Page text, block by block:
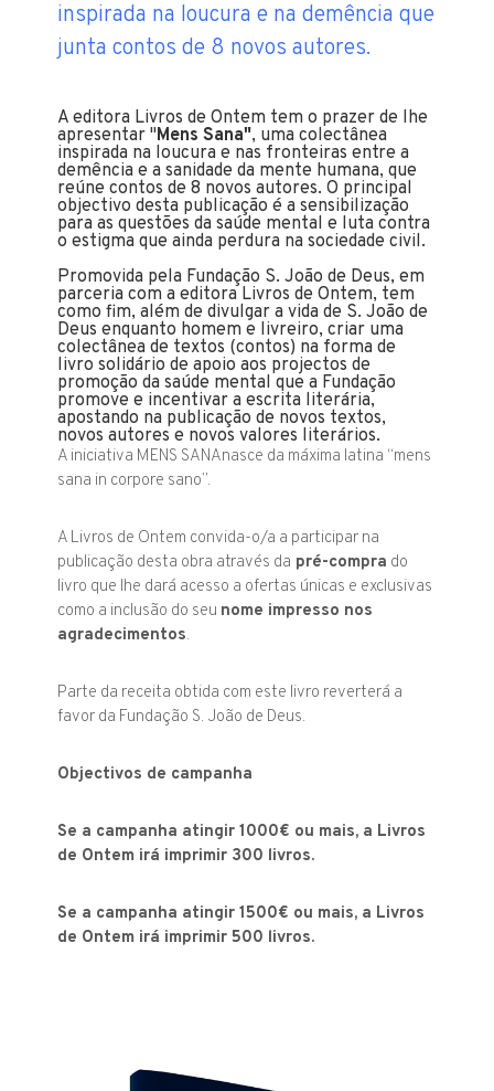
inspirada na loucura e na demência que
junta contos de 8 novos autores.
A editora Livros de Ontem tem o prazer de lhe
apresentar "Mens Sana", uma colectânea
inspirada na loucura e nas fronteiras entre a
demência e a sanidade da mente humana, que
reúne contos de 8 novos autores. O principal
objectivo desta publicaçãoé a sensibilização
para as questões da saúde mental e luta contra
o estigma que ainda perdura na sociedade civil.
Promovida pela Fundação S. João de Deus, em
parceria com a editora Livros de Ontem, tem
como fim, além de divulgar a vida de S. João de
Deus enquanto homem e livreiro, criar uma
colectânea de textos (contos) na forma de
livro solidário de apoio aos projectos de
promoção da saúde mental que a Fundação
promove e incentivar a escrita literária,
apostando na publicação de novos textos,
novos autores e novos valores literários.
A iniciativa MENS SANAnasce da máxima latina “mens
sana in corpore sano”.
A Livros de Ontem convida-o/a a participar na
publicação desta obra através da pré-compra do
livro que lhe dará acesso a ofertas únicas e exclusivas
como a inclusão do seu nome impresso nos
agradecimentos.
Parte da receita obtida com este livro reverterá a
favor da Fundação S. João de Deus.
Objectivos de campanha
Se a campanha atingir 1000€ ou mais, a Livros
de Ontem irá imprimir 300 livros.
Se a campanha atingir 1500€ ou mais, a Livros
de Ontem irá imprimir 500 livros.